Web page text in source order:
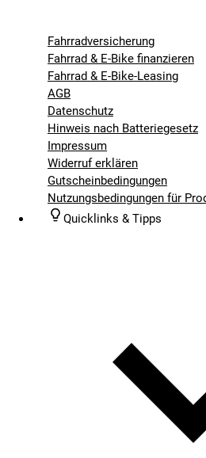
Fahrradversicherung
Fahrrad & E-Bike finanzieren
Fahrrad & E-Bike-Leasing
AGB
Datenschutz
Hinweis nach Batteriegesetz
Impressum
Widerruf erklären
Gutscheinbedingungen
Nutzungsbedingungen für
Quicklinks & Tipps